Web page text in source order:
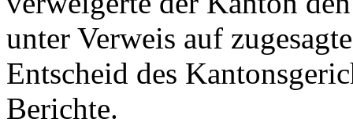
unter Verweis auf
Entscheid des
Berichte.